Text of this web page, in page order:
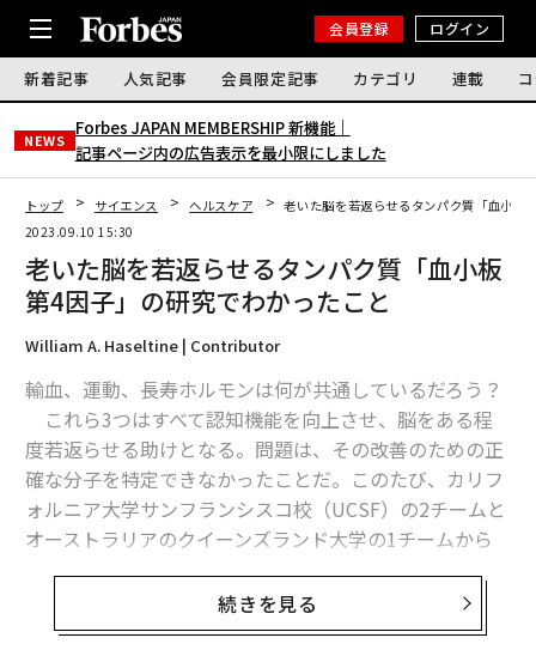
会員登録 ログイン
新着記事 人気記事 会員限定記事 カテゴリ 連載
NEWS
Forbes JAPAN MEMBERSHIP 新機能｜
記事ページ内の広告表示を最小限にしました
トップ サイエンス ヘルスケア
老いた脳を若返らせるタンパク質「血小板
2023.09.10 15:30
老いた脳を若返らせるタンパク質「血小板
第4因子」の研究でわかったこと
William A. Haseltine | Contributor
輸血、運動、長寿ホルモンは何が共通しているだろう？
これら3つはすべて認知機能を向上させ、脳をある程
度若返らせる助けとなる。問題は、その改善のための正
確な分子を特定できなかったことだ。このたび、カリフ
ォルニア大学サンフランシスコ校（UCSF）の2チームと
オーストラリアのクイーンズランド大学の1チームから
なる3つの研究チームが、血小板第4因子（PF4）と呼ば
れるタンパク質への介入を通した脳増強効果を追跡する
ことで、その暗号を解読した。
続きを見る